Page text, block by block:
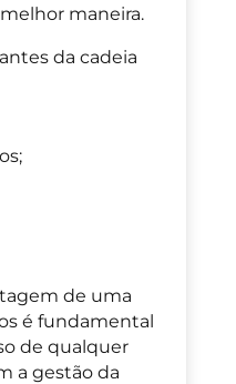
maneira.
da cadeia
de uma
é fundamental
de qualquer
a gestão da